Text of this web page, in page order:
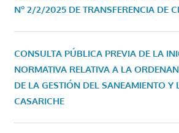
Nº 2/2/2025 DE TRANSFERENCIA DE
CONSULTA PÚBLICA PREVIA DE LA
NORMATIVA RELATIVA A LA
DE LA GESTIÓN DEL SANEAMIENTO Y
CASARICHE